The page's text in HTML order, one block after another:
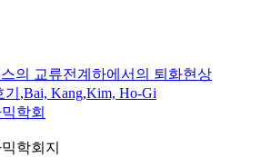
의 교류전계하에서의 퇴화현상
,Bai, Kang,Kim, Ho-Gi
학회
학회지